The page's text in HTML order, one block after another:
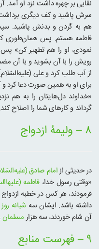
نقابی بر چهره داشت نزد او
سرش پاشید و کف دیگری
هم به گردن و بدنش پاشید.
فاطمه هستم. پس همان‌طوری که
نمودی، او را هم تطهیر کن» پس
رویش را با آن بشوید و با آن
از آب طلب کرد و علی
برای او به همین صورت دعا کرد و
«خداوند دل‌هایتان را به هم
گرداند و کارهای شما را اصلاح
۸ – ولیمۀ ازدواج
در حدیثی ازامام صادق
«وقتی رسول خدا،فاطمه
فرمودند، هر کس در خطبه
داشته باشد. ایشان سه شبانه روز
آن شام خوردند، سه هزار مسلمان
۹ – فهرست منابع